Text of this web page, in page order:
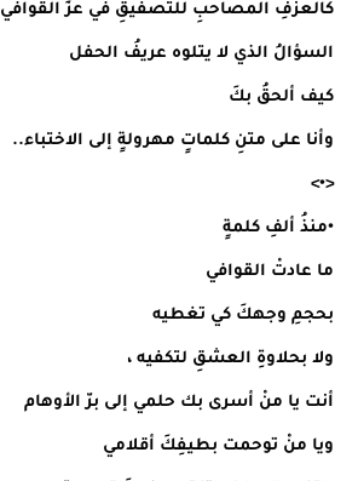
كالعزفِ المصاحبِ للتصفيقِ في عزِّ القوافي
السؤالُ الذي لا يتلوه عريفُ الحفل
كيف ألحقُ بكَ
وأنا على متنِ كلماتٍ مهرولةٍ إلى الاختباء..
<•>
•منذُ ألفِ كلمةٍ
ما عادتْ القوافي
بحجمِ وجهكَ كي تغطيه
ولا بحلاوةِ العشقِ لتكفيه ،
أنت يا منْ أسرى بك حلمي إلى برّ الأوهام
ويا منْ توحمت بطيفِكَ أقلامي